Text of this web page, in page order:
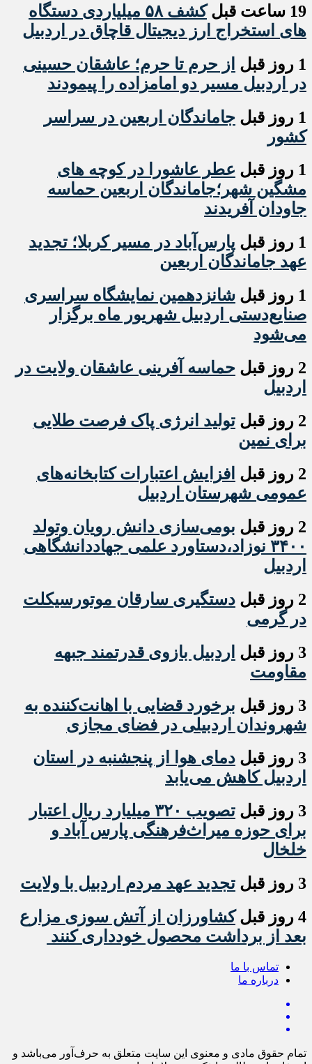
19 ساعت قبل
کشف ۵۸ میلیاردی دستگاه
های استخراج ارز دیجیتال قاچاق در اردبیل
1 روز قبل
از حرم تا حرم؛ عاشقان حسینی
در اردبیل مسیر دو امامزاده را پیمودند
1 روز قبل
جاماندگان اربعین در سراسر
کشور
1 روز قبل
عطر عاشورا در کوچه های
مشگین شهر؛جاماندگان اربعین حماسه
جاودان آفریدند
1 روز قبل
پارس‌آباد در مسیر کربلا؛ تجدید
عهد جاماندگان اربعین
1 روز قبل
شانزدهمین نمایشگاه سراسری
صنایع‌دستی اردبیل شهریور ماه برگزار
می‌شود
2 روز قبل
حماسه آفرینی عاشقان ولایت در
اردبیل
2 روز قبل
تولید انرژی پاک فرصت طلایی
برای نمین
2 روز قبل
افزایش اعتبارات کتابخانه‌های
عمومی شهرستان اردبیل
2 روز قبل
بومی‌سازی دانش رویان وتولد
۳۴۰۰ نوزاد،دستاورد علمی جهاددانشگاهی
اردبیل
2 روز قبل
دستگیری سارقان موتورسیکلت
در گرمی
3 روز قبل
اردبیل بازوی قدرتمند جبهه
مقاومت
3 روز قبل
برخورد قضایی با اهانت‌کننده به
شهروندان اردبیلی در فضای مجازی
3 روز قبل
دمای هوا از پنجشنبه در استان
اردبیل کاهش می‌یابد
3 روز قبل
تصویب ۳۲۰ میلیارد ریال اعتبار
برای حوزه میراث‌فرهنگی پارس آباد و
خلخال
3 روز قبل
تجدید عهد مردم اردبیل با ولایت
4 روز قبل
کشاورزان از آتش سوزی مزارع
بعد از برداشت محصول خودداری کنند
تماس با ما
درباره ما
تمام حقوق مادی و معنوی این سایت متعلق به حرف‌آور می‌باشد و